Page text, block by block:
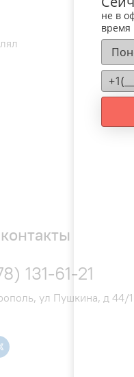
;
131-61-21
ул Пушкина, д 44/1
не в
время